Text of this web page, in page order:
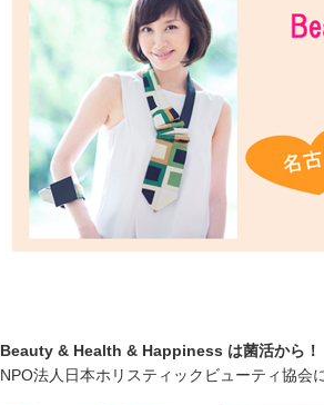
Beauty & Health & Happiness は菌活から
NPO法人日本ホリスティックビューティ協会